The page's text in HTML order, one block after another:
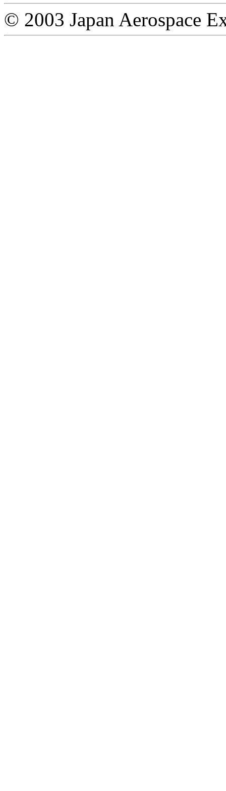
© 2003 Japan Aerospace